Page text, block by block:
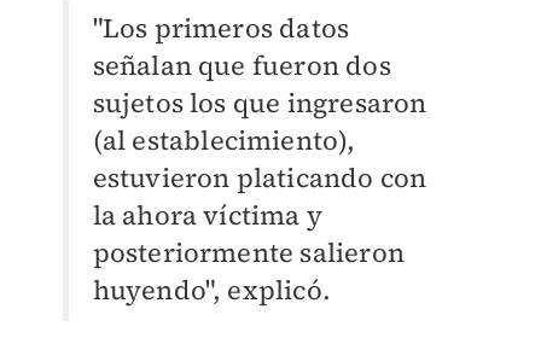
"Los primeros datos
señalan que fueron dos
sujetos los que ingresaron
(al establecimiento),
estuvieron platicando con
la ahora víctima y
posteriormente salieron
huyendo", explicó.